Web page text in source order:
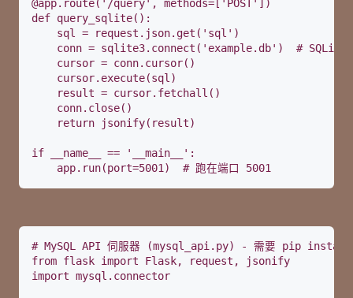
@app.route('/query', methods=['POST'])
def query_sqlite():
    sql = request.json.get('sql')
conn = sqlite3.connect('example.db')  # SQLite
    cursor = conn.cursor()
    cursor.execute(sql)
    result = cursor.fetchall()
    conn.close()
    return jsonify(result)
if __name__ == '__main__':
    app.run(port=5001)  # 跑在端口 5001
# MySQL API 伺服器 (mysql_api.py) - 需要 pip
from flask import Flask, request, jsonify
import mysql.connector